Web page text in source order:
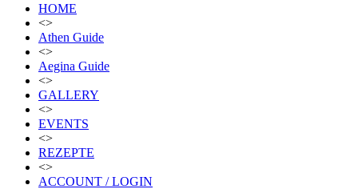
HOME
<>
Athen Guide
<>
Aegina Guide
<>
GALLERY
<>
EVENTS
<>
REZEPTE
<>
ACCOUNT / LOGIN